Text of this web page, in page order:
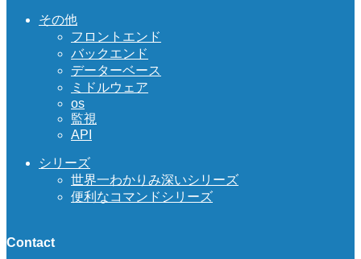
その他
フロントエンド
バックエンド
データーベース
ミドルウェア
os
監視
API
シリーズ
世界一わかりみ深いシリーズ
便利なコマンドシリーズ
Contact